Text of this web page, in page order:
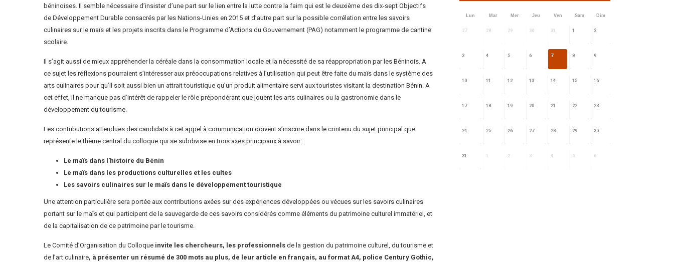
béninoises. Il semble nécessaire d’insister d’une part sur le lien entre la lutte contre la faim qui est le deuxième des dix-sept Objectifs
de Développement Durable consacrés par les Nations-Unies en 2015 et d’autre part sur la possible corrélation entre les savoirs
culinaires sur le maïs et les projets inscrits dans le Programme d’Actions du Gouvernement (PAG) notamment le programme de cantine
scolaire.
Il s’agit aussi de mieux appréhender la céréale dans la consommation locale et la nécessité de sa réappropriation par les Béninois. A
ce sujet les réflexions pourraient s’intéresser aux préoccupations relatives à l’utilisation qui peut être faite du maïs dans le système des
arts culinaires pour qu’il soit aussi bien un attrait touristique qu’un produit alimentaire servi aux touristes visitant la destination Bénin. A
cet effet, il ne manque pas d’intérêt de rappeler le rôle prépondérant que jouent les arts culinaires ou la gastronomie dans le
développement du tourisme.
Les contributions attendues des candidats à cet appel à communication doivent s’inscrire dans le contenu du sujet principal que
représente le thème central du colloque qui se subdivise en trois axes principaux à savoir :
Le maïs dans l’histoire du Bénin
Le maïs dans les productions culturelles et les cultes
Les savoirs culinaires sur le maïs dans le développement touristique
Une attention particulière sera portée aux contributions axées sur des expériences développées ou vécues sur les savoirs culinaires
portant sur le maïs et qui participent de la sauvegarde de ces savoirs considérés comme éléments du patrimoine culturel immatériel, et
de la capitalisation de ce patrimoine par le tourisme.
Le Comité d’Organisation du Colloque invite les chercheurs, les professionnels de la gestion du patrimoine culturel, du tourisme et
de l’art culinaire, à présenter un résumé de 300 mots au plus, de leur article en français, au format A4, police Century Gothic,
Lun Mar Mer Jeu Ven Sam Dim
27 28 29 30 31 1 2
3 4 5 6 7 8 9
10 11 12 13 14 15 16
17 18 19 20 21 22 23
24 25 26 27 28 29 30
31 1 2 3 4 5 6